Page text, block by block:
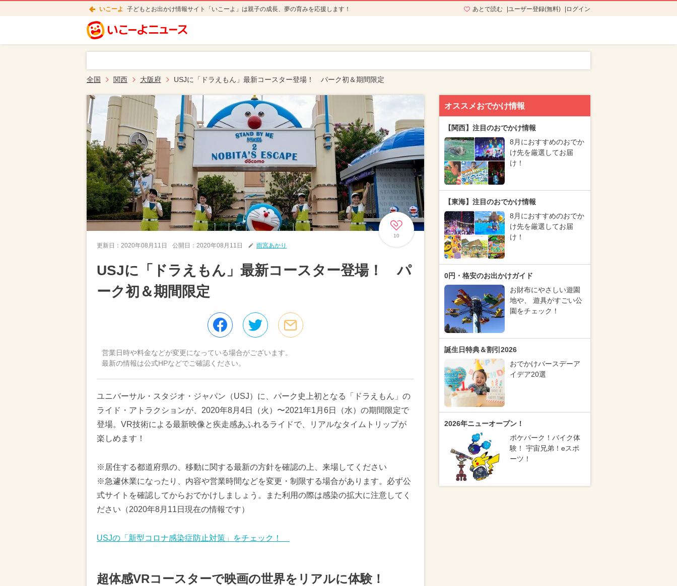
いこーよ 子どもとお出かけ情報サイト「いこーよ」は親子の成長、夢の育みを応援します！ あとで読む ユーザー登録(無料) ログイン
全国 関西 大阪府 USJに「ドラえもん」最新コースター登場！ パーク初＆期間限定
10
更新日： 2020年08月11日 公開日： 2020年08月11日 雨宮あかり
USJに「ドラえもん」最新コースター登場！ パ
ーク初＆期間限定
営業日時や料金などが変更になっている場合がございます。
最新の情報は公式HPなどでご確認ください。
ユニバーサル・スタジオ・ジャパン（USJ）に、パーク史上初となる「ドラえもん」の
ライド・アトラクションが、2020年8月4日（火）〜2021年1月6日（水）の期間限定で
登場。VR技術による最新映像と疾走感あふれるライドで、リアルなタイムトリップが
楽しめます！
※居住する都道府県の、移動に関する最新の方針を確認の上、来場してください
※急遽休業になったり、内容や営業時間などを変更・制限する場合があります。必ず公
式サイトを確認してからおでかけしましょう。また利用の際は感染の拡大に注意してく
ださい（2020年8月11日現在の情報です）
USJの「新型コロナ感染症防止対策」をチェック！
超体感VRコースターで映画の世界をリアルに体験！
オススメおでかけ情報
【関西】注目のおでかけ情報
8月におすすめのおでか
け先を厳選してお届
け！
【東海】注目のおでかけ情報
8月におすすめのおでか
け先を厳選してお届
け！
0円・格安のお出かけガイド
お財布にやさしい遊園
地や、 遊具がすごい公
園をチェック！
誕生日特典＆割引2026
おでかけバースデーア
イデア20選
2026年ニューオープン！
ポケパーク！バイク体
験！ 宇宙兄弟！eスポ
ーツ！